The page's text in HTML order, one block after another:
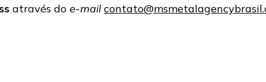
através do e-mail